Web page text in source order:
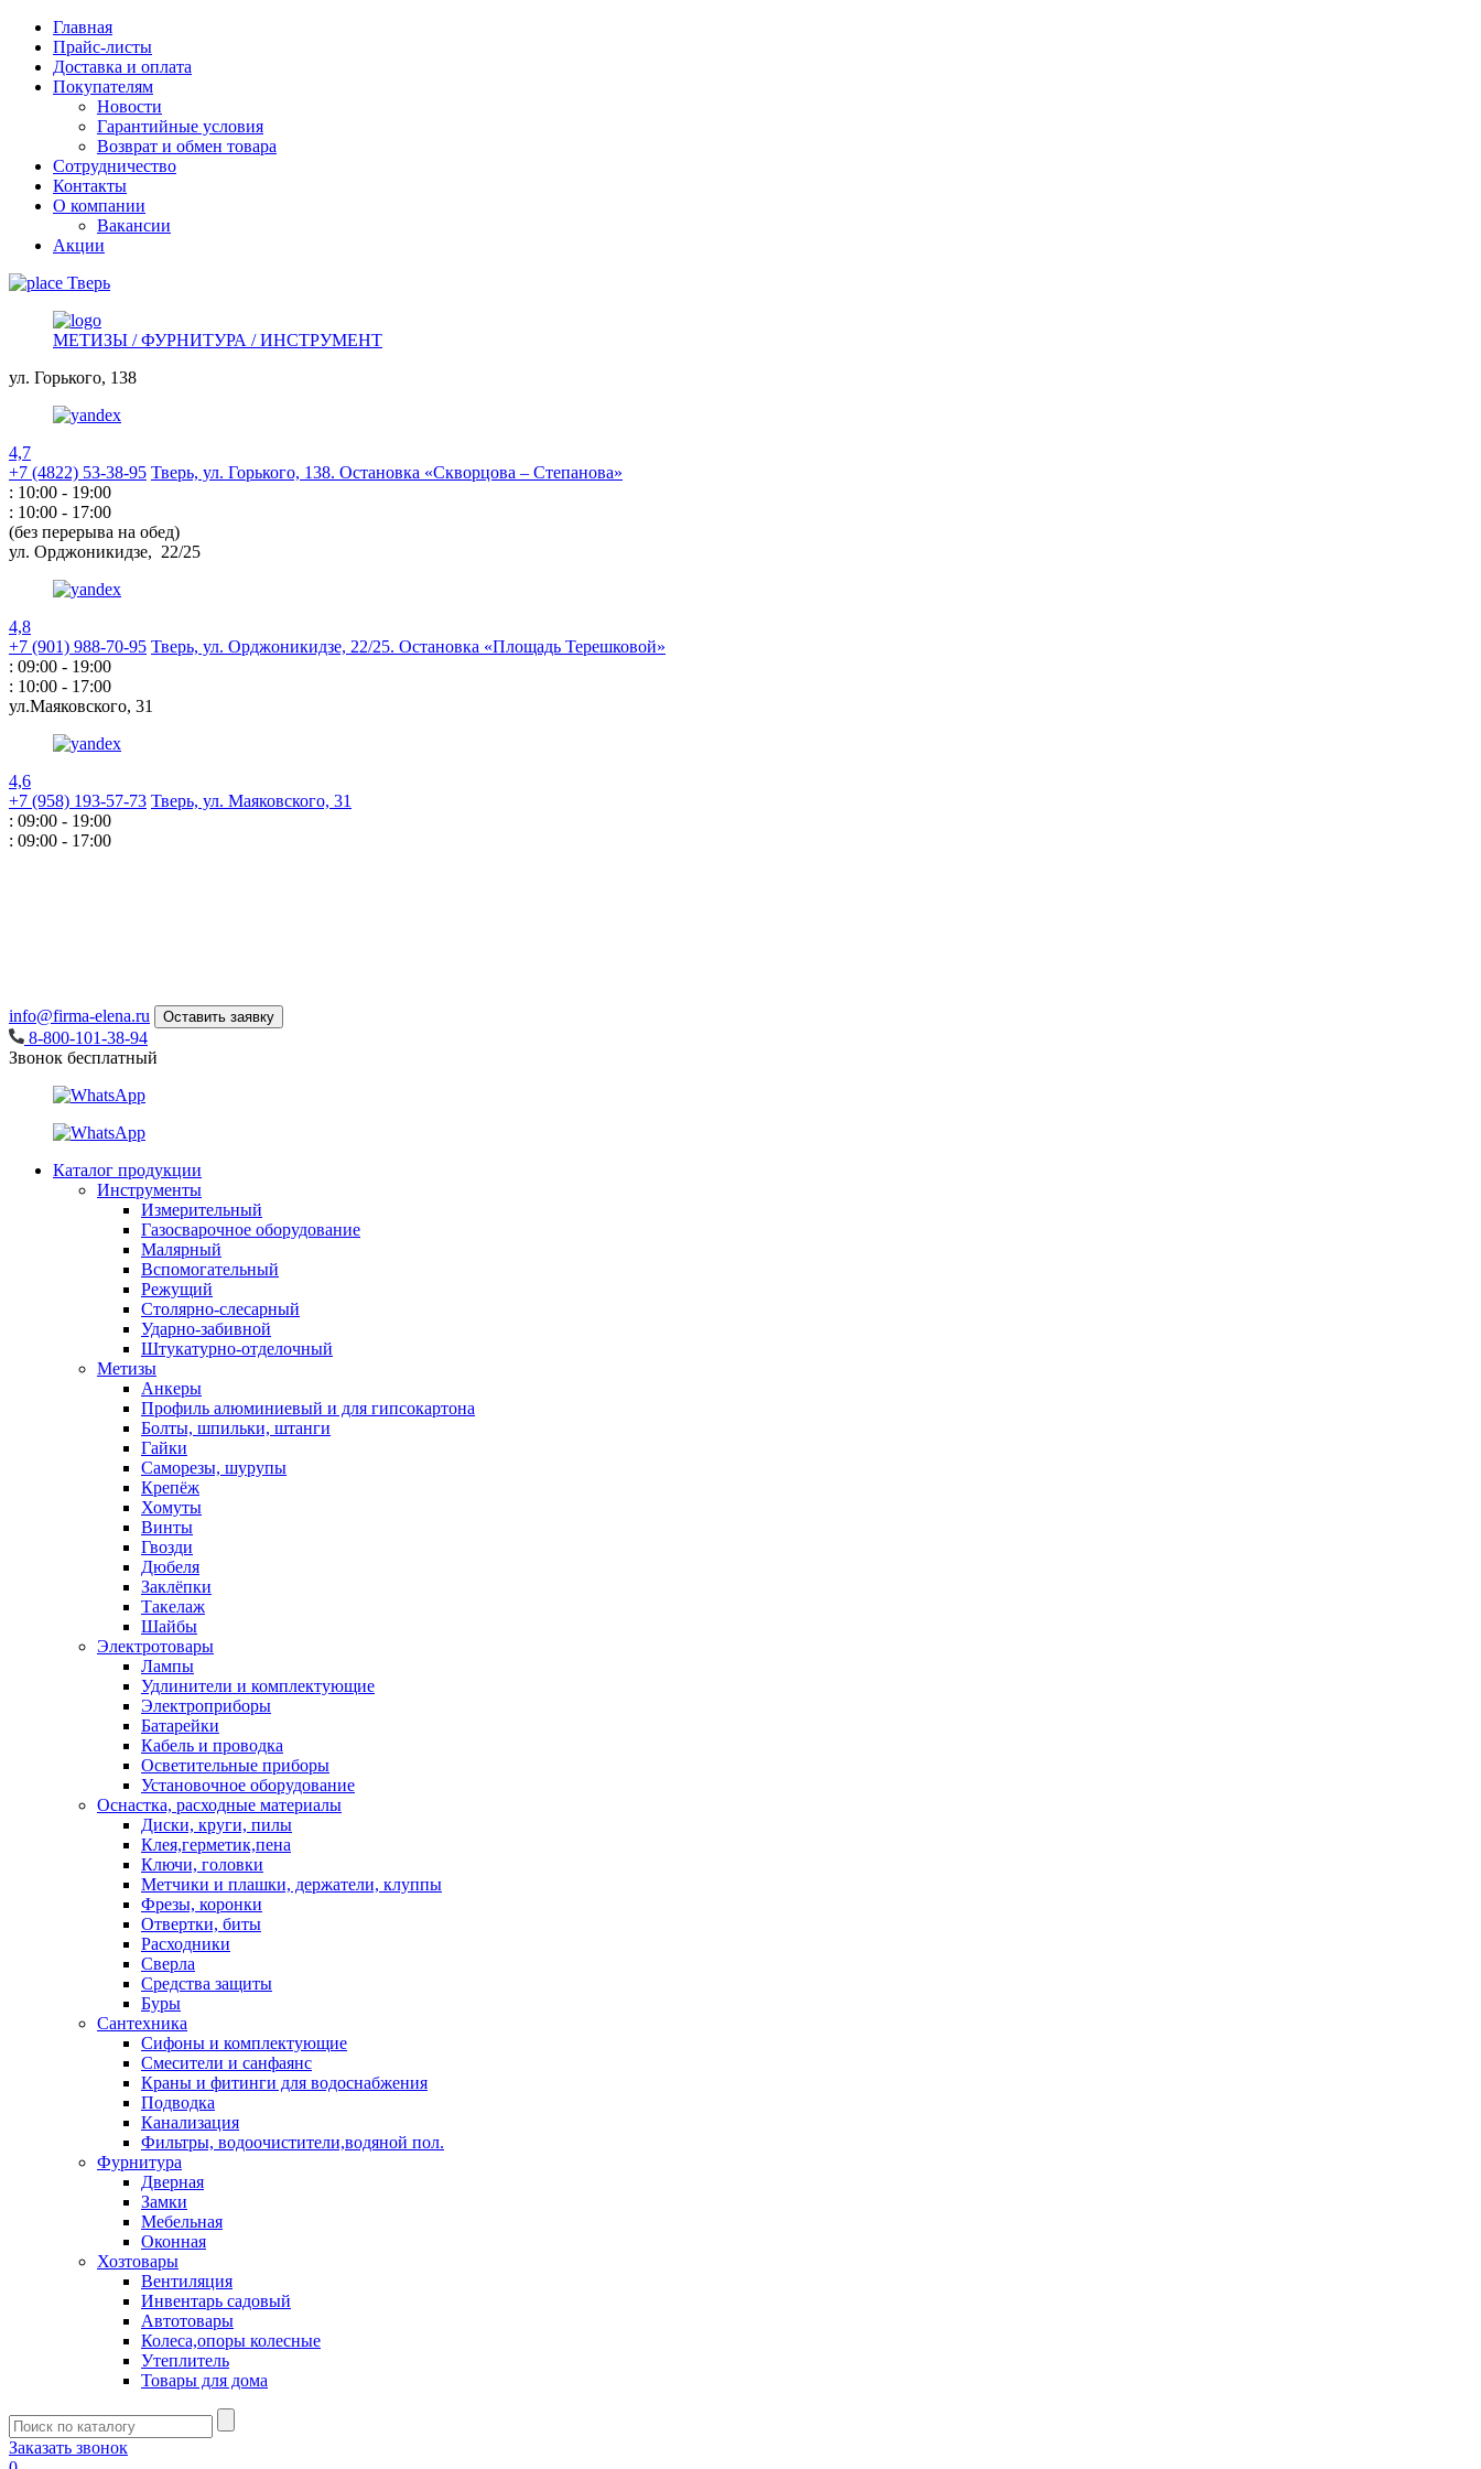
Главная
Прайс-листы
Доставка и оплата
Покупателям
Новости
Гарантийные условия
Возврат и обмен товара
Сотрудничество
Контакты
О компании
Вакансии
Акции
Тверь
МЕТИЗЫ / ФУРНИТУРА / ИНСТРУМЕНТ
ул. Горького, 138
4,7
+7 (4822) 53-38-95 Тверь, ул. Горького, 138. Остановка «Скворцова – Степанова»
: 10:00 - 19:00
: 10:00 - 17:00
(без перерыва на обед)
ул. Орджоникидзе, 22/25
4,8
+7 (901) 988-70-95 Тверь, ул. Орджоникидзе, 22/25. Остановка «Площадь Терешковой»
: 09:00 - 19:00
: 10:00 - 17:00
ул.Маяковского, 31
4,6
+7 (958) 193-57-73 Тверь, ул. Маяковского, 31
: 09:00 - 19:00
: 09:00 - 17:00
info@firma-elena.ru Оставить заявку
8-800-101-38-94
Звонок бесплатный
Каталог продукции
Инструменты
Измерительный
Газосварочное оборудование
Малярный
Вспомогательный
Режущий
Столярно-слесарный
Ударно-забивной
Штукатурно-отделочный
Метизы
Анкеры
Профиль алюминиевый и для гипсокартона
Болты, шпильки, штанги
Гайки
Саморезы, шурупы
Крепёж
Хомуты
Винты
Гвозди
Дюбеля
Заклёпки
Такелаж
Шайбы
Электротовары
Лампы
Удлинители и комплектующие
Электроприборы
Батарейки
Кабель и проводка
Осветительные приборы
Установочное оборудование
Оснастка, расходные материалы
Диски, круги, пилы
Клея,герметик,пена
Ключи, головки
Метчики и плашки, держатели, клуппы
Фрезы, коронки
Отвертки, биты
Расходники
Сверла
Средства защиты
Буры
Сантехника
Сифоны и комплектующие
Смесители и санфаянс
Краны и фитинги для водоснабжения
Подводка
Канализация
Фильтры, водоочистители,водяной пол.
Фурнитура
Дверная
Замки
Мебельная
Оконная
Хозтовары
Вентиляция
Инвентарь садовый
Автотовары
Колеса,опоры колесные
Утеплитель
Товары для дома
Заказать звонок